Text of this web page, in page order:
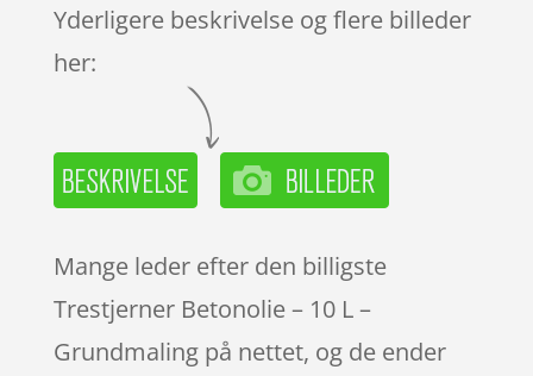
Yderligere beskrivelse og flere billeder
her:
Mange leder efter den billigste
Trestjerner Betonolie – 10 L –
Grundmaling på nettet, og de ender